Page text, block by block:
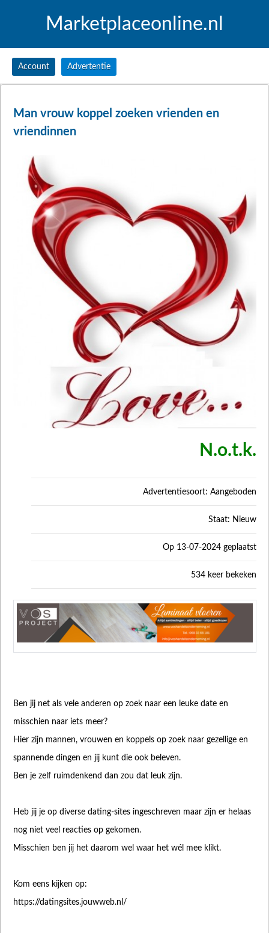
Marketplaceonline.nl
Account Advertentie
Man vrouw koppel zoeken vrienden en
vriendinnen
N.o.t.k.
Advertentiesoort: Aangeboden
Staat: Nieuw
Op 13-07-2024 geplaatst
534 keer bekeken
Ben jij net als vele anderen op zoek naar een leuke date en
misschien naar iets meer?
Hier zijn mannen, vrouwen en koppels op zoek naar gezellige en
spannende dingen en jij kunt die ook beleven.
Ben je zelf ruimdenkend dan zou dat leuk zijn.
Heb jij je op diverse dating-sites ingeschreven maar zijn er helaas
nog niet veel reacties op gekomen.
Misschien ben jij het daarom wel waar het wél mee klikt.
Kom eens kijken op:
https://datingsites.jouwweb.nl/